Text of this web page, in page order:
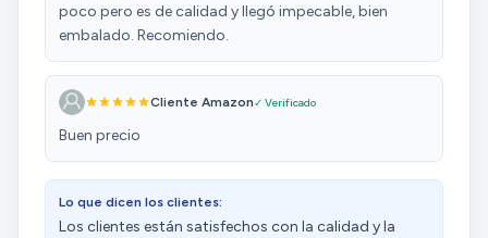
poco pero es de calidad y llegó impecable, bien
embalado. Recomiendo.
Cliente Amazon✓ Verificado
Buen precio
Lo que dicen los clientes:
Los clientes están satisfechos con la calidad y la